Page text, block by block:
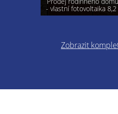
- vlastní fotovoltaika 8,2
Zobrazit